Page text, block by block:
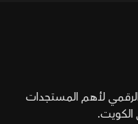
لأهم المستجدات
الكويت.